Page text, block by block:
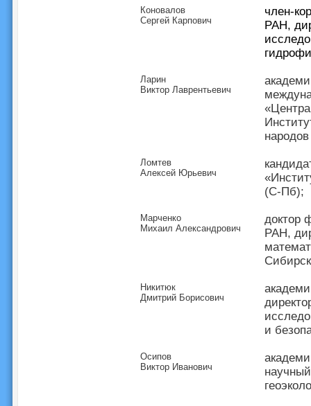
Коновалов
Сергей Карпович
член-
РАН,
Ларин
Виктор Лаврентьевич
Ломтев
Алексей Юрьевич
(С-Пб);
Марченко
Михаил Александрович
доктор
РАН,
Никитюк
Дмитрий Борисович
и
Осипов
Виктор Иванович